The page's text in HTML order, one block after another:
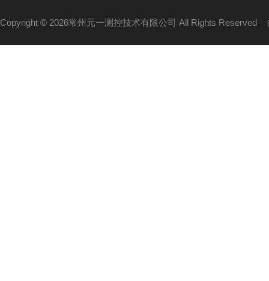
Copyright © 2026常州元一测控技术有限公司 All Rights Reserved